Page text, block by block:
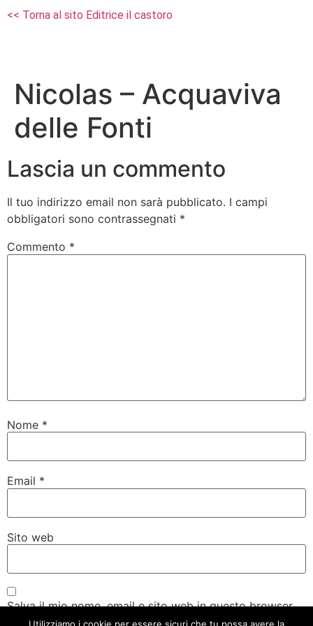
<< Torna al sito Editrice il castoro
Nicolas – Acquaviva
delle Fonti
Lascia un commento
Il tuo indirizzo email non sarà pubblicato. I campi
obbligatori sono contrassegnati *
Commento *
Nome *
Email *
Sito web
Salva il mio nome, email e sito web in questo browser
per la prossima volta che commento.